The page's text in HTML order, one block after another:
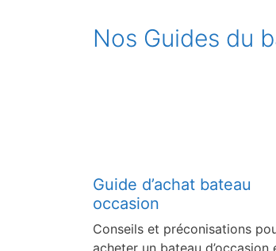
Nos Guides du
Guide d’achat bateau
occasion
Conseils et préconisations